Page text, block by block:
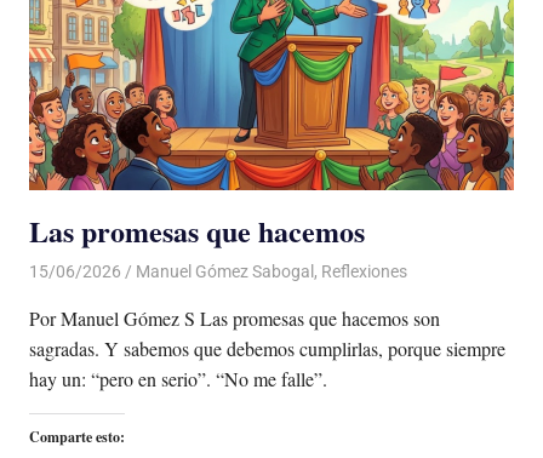
Las promesas que hacemos
15/06/2026 De todo un Poco
Manuel Gómez Sabogal , Reflexiones
Por Manuel Gómez S Las promesas que hacemos son
sagradas. Y sabemos que debemos cumplirlas, porque siempre
hay un: “pero en serio”. “No me falle”.
Comparte esto: